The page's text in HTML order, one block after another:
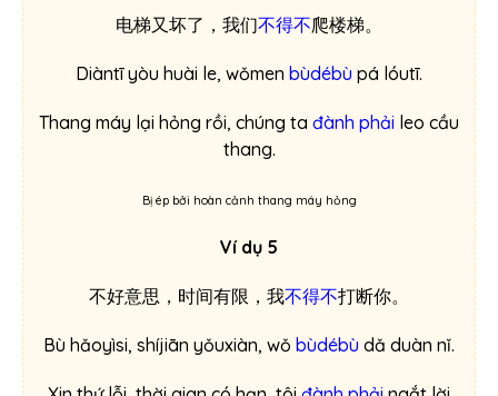
电梯又坏了，我们不得不爬楼梯。
Diàntī yòu huài le, wǒmen bùdébù pá lóutī.
Thang máy lại hỏng rồi, chúng ta đành phải leo cầu
thang.
Bị ép bởi hoàn cảnh thang máy hỏng
Ví dụ 5
不好意思，时间有限，我不得不打断你。
Bù hǎoyìsi, shíjiān yǒuxiàn, wǒ bùdébù dǎ duàn nǐ.